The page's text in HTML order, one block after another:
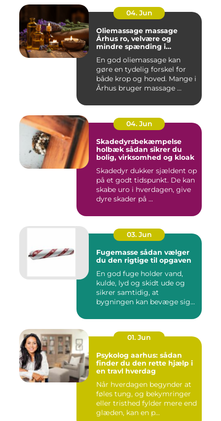
04. Jun
Oliemassage massage
Århus ro, velvære og
mindre spænding i
En god oliemassage kan
gøre en tydelig forskel for
både krop og hoved. Mange i
Århus bruger massage ...
04. Jun
Skadedyrsbekæmpelse
holbæk sådan sikrer du
bolig, virksomhed og kloak
Skadedyr dukker sjældent op
på et godt tidspunkt. De kan
skabe uro i hverdagen, give
dyre skader på ...
03. Jun
Fugemasse sådan vælger
du den rigtige til opgaven
En god fuge holder vand,
kulde, lyd og skidt ude og
sikrer samtidig, at
bygningen kan bevæge sig
01. Jun
Psykolog aarhus: sådan
finder du den rette hjælp i
en travl hverdag
Når hverdagen begynder at
føles tung, og bekymringer
eller tristhed fylder mere end
glæden, kan en p...